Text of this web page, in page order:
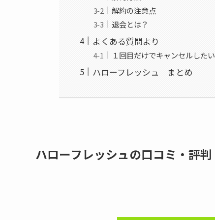
解約の注意点
退会とは？
よくある質問より
１回目だけでキャンセルしたい
ハローフレッシュ まとめ
ハローフレッシュの口コミ・評判